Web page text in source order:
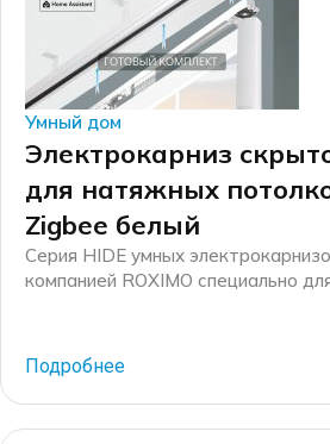
Умный дом
Электрокарниз
для натяжных
Zigbee белый
Серия HIDE умных
компанией ROXIMO специально
профиль и заглушки для него,
для электрокарниза узкого
профилей и крепежные элементы.
электрокарниз вставляется в
Подробнее